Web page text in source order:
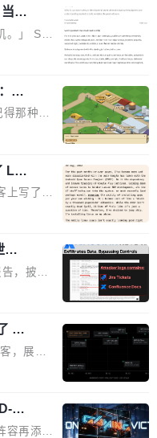
（页面
token
不断膨
上限。
开
多不靠
了一项
危险命
拦截了 8
了 6 条
随着会
下降到
。 第
...
不
。」 Ser
编程比作
，但要
。机器
知道你
成明确
你更
、生成
出错误
香，然
可替代
定哪些
果在技
一
得那种俯
设施运
象同样
完整的
一个黄
筑，从
一站都
、涂光
央是一
程重复
圈。 整
步骤，没
都是 C
Lin
上写了一
my phon
点很简
）
个真正
核心功
Service
能看到
么 AO
Andro
J
月没
，披露
数据泄
inject
租户内
需要任
洞在 5
过去
nu
至
G
，展示
模型，
确率追
有对方
次典型
OL
画
容再添旗